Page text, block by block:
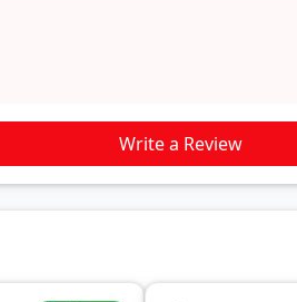
Write a Review